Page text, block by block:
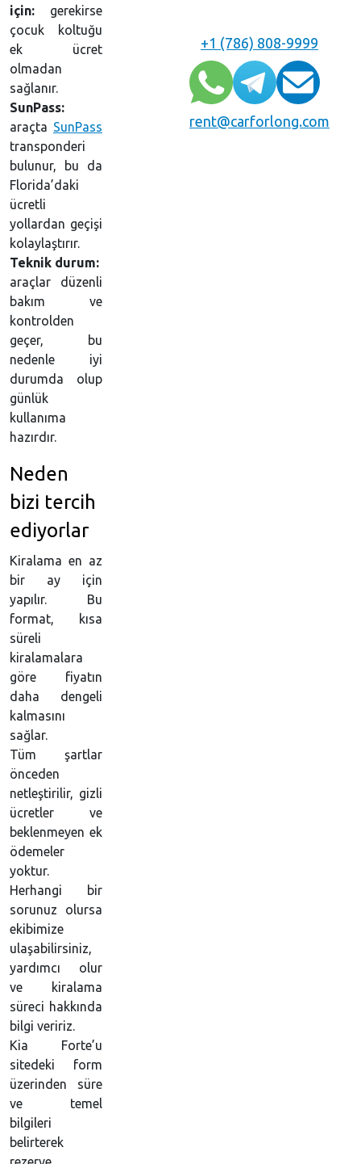
+1 (786) 808-9999
rent@carforlong.com
için: gerekirse
çocuk koltuğu
ek ücret
olmadan
sağlanır.
SunPass:
araçta SunPass
transponderi
bulunur, bu da
Florida’daki
ücretli
yollardan geçişi
kolaylaştırır.
Teknik durum:
araçlar düzenli
bakım ve
kontrolden
geçer, bu
nedenle iyi
durumda olup
günlük
kullanıma
hazırdır.
Neden
bizi tercih
ediyorlar
Kiralama en az
bir ay için
yapılır. Bu
format, kısa
süreli
kiralamalara
göre fiyatın
daha dengeli
kalmasını
sağlar.
Tüm şartlar
önceden
netleştirilir, gizli
ücretler ve
beklenmeyen ek
ödemeler
yoktur.
Herhangi bir
sorunuz olursa
ekibimize
ulaşabilirsiniz,
yardımcı olur
ve kiralama
süreci hakkında
bilgi veririz.
Kia Forte’u
sitedeki form
üzerinden süre
ve temel
bilgileri
belirterek